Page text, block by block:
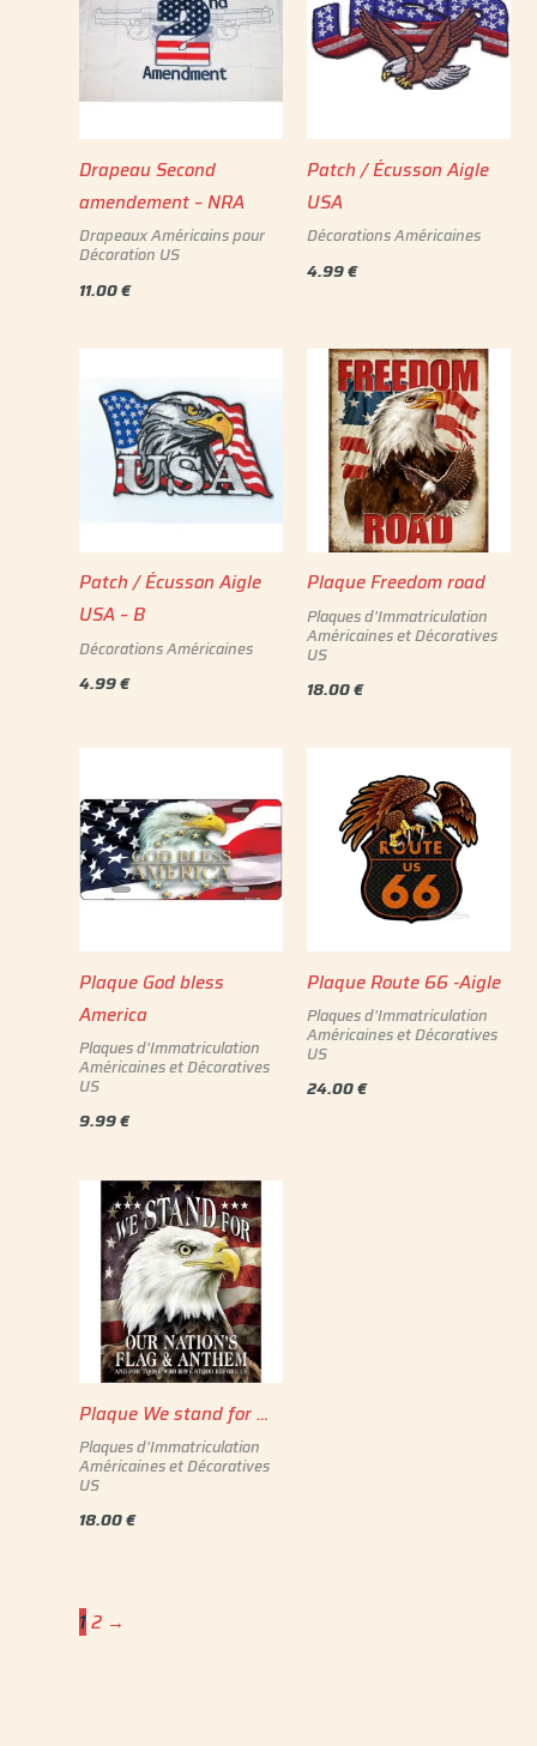
Drapeau Second
amendement – NRA
Drapeaux Américains pour
Décoration US
11.00€
Patch / Écusson Aigle
USA
Décorations Américaines
4.99€
Patch / Écusson Aigle
USA – B
Décorations Américaines
4.99€
Plaque Freedom road
Plaques d'Immatriculation
Américaines et Décoratives
US
18.00€
Plaque God bless
America
Plaques d'Immatriculation
Américaines et Décoratives
US
9.99€
Plaque Route 66 -Aigle
Plaques d'Immatriculation
Américaines et Décoratives
US
24.00€
Plaque We stand for …
Plaques d'Immatriculation
Américaines et Décoratives
US
18.00€
12 →